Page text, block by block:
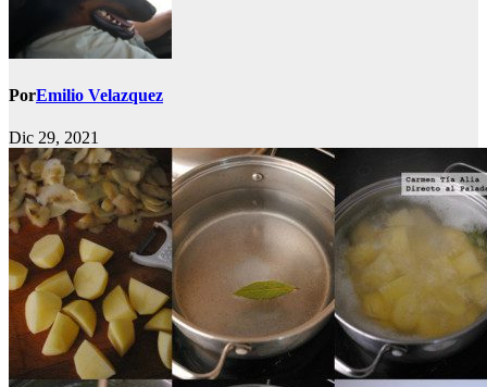
PorEmilio Velazquez
Dic 29, 2021